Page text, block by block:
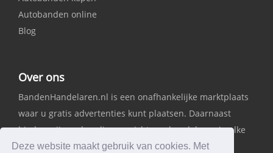
Deze website maakt gebruik van cookies. Met
Autobanden online
Blog
Over ons
BandenHandelaren.nl is een onafhankelijke marktplaats
waar u gratis advertenties kunt plaatsen. Daarnaast
bieden wij een handig overzicht van handelaren in elke
provincie.